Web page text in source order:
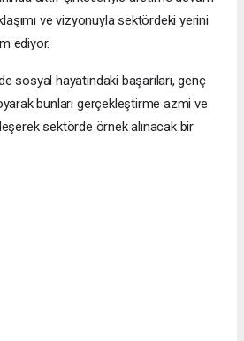
ve vizyonuyla sektördeki yerini
ediyor.
sosyal hayatındaki başarıları, genç
bunları gerçekleştirme azmi ve
sektörde örnek alınacak bir